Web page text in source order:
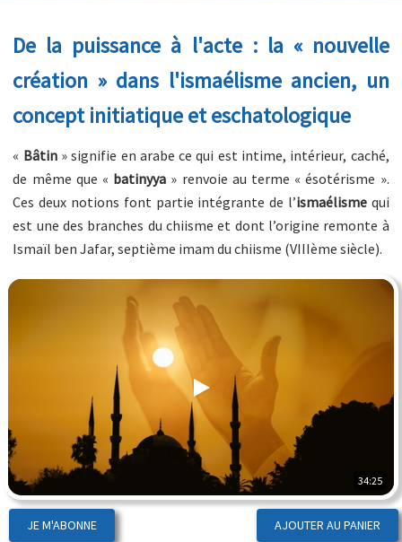
De la puissance à l'acte : la « nouvelle
création » dans l'ismaélisme ancien, un
concept initiatique et eschatologique
« Bâtin» signifie en arabe ce qui est intime, intérieur, caché,
de même que « batinyya » renvoie au terme « ésotérisme ».
Ces deux notions font partie intégrante de l’ismaélismequi
est une des branches du chiisme et dont l’origine remonte à
Ismaïl ben Jafar, septième imam du chiisme (VIIIème siècle).
34:25
JE M'ABONNE